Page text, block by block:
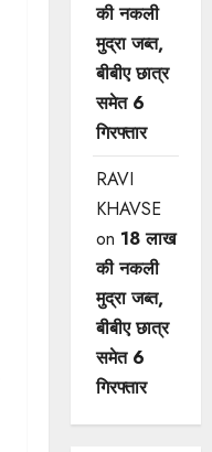
की नकली
मुद्रा जब्त,
बीबीए छात्र
समेत 6
गिरफ्तार
RAVI
KHAVSE
on 18 लाख
की नकली
मुद्रा जब्त,
बीबीए छात्र
समेत 6
गिरफ्तार